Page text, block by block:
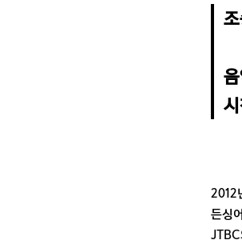
2012
든싱
JTBC